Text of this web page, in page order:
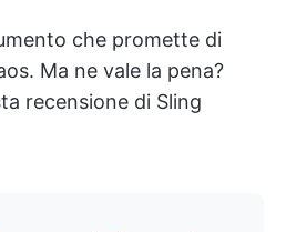
che promette di
Ma ne vale la pena?
recensione di Sling